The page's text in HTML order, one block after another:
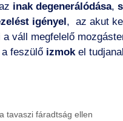
inak degenerálódása,
igényel , az akut
váll megfelelő
feszülő izmokel
tavaszi fáradtság ellen